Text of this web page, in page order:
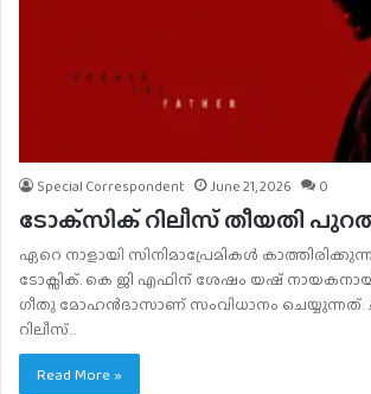
Special Correspondent June 21, 2026 0
ടോക്‌സിക് റിലീസ് തീയതി
ഏറെ നാളായി സിനിമാപ്രേമികൾ
ടോക്സിക്. കെ ജി എഫിന് ശേഷം യഷ്
ഗീതു മോഹൻദാസാണ് സംവിധാനം ചെയ്യുന്നത്.
റിലീസ്…
Read More »